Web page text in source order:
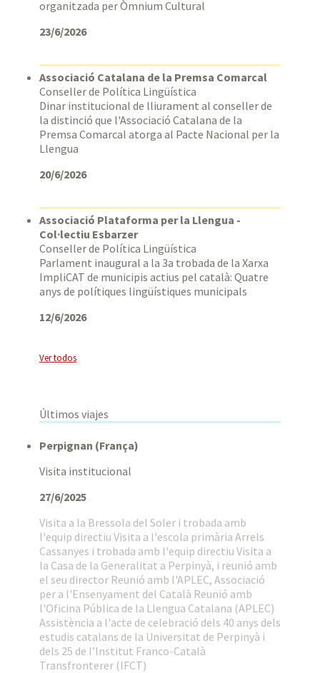
organitzada per Òmnium Cultural
23/6/2026
Associació Catalana de la Premsa Comarcal
Conseller de Política Lingüística
Dinar institucional de lliurament al conseller de
la distinció que l'Associació Catalana de la
Premsa Comarcal atorga al Pacte Nacional per la
Llengua
20/6/2026
Associació Plataforma per la Llengua -
Col·lectiu Esbarzer
Conseller de Política Lingüística
Parlament inaugural a la 3a trobada de la Xarxa
ImpliCAT de municipis actius pel català: Quatre
anys de polítiques lingüístiques municipals
12/6/2026
Ver todos
Últimos viajes
Perpignan (França)
Visita institucional
27/6/2025
Visita a la Bressola del Soler i trobada amb
l'equip directiu Visita a l'escola primària Arrels
Cassanyes i trobada amb l'equip directiu Visita a
la Casa de la Generalitat a Perpinyà, i reunió amb
el seu director Reunió amb l'APLEC, Associació
per a l'Ensenyament del Català Reunió amb
l'Oficina Pública de la Llengua Catalana (APLEC)
Assistència a l'acte de celebració dels 40 anys dels
estudis catalans de la Universitat de Perpinyà i
dels 25 de l’lnstitut Franco-Català
Transfronterer (IFCT)